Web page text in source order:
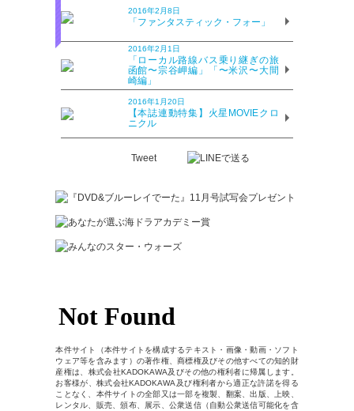
2016年2月8日
「ファンタスティック・フォー」
2016年2月1日
「ローカル路線バス乗り継ぎの旅
函館〜宗谷岬編」「〜米沢〜大間
崎編」
2016年1月20日
【本誌連動特集】火星MOVIEクロ
ニクル
Tweet
本件サイト（本件サイトを構成するテキスト・画像・動画・ソフト
ウェア等を含みます）の著作権、商標権及びその他すべての知的財
産権は、株式会社KADOKAWA及びその他の権利者に帰属します。
お客様が、株式会社KADOKAWA及び権利者から適正な許諾を得る
ことなく、本件サイトの全部又は一部を複製、翻案、出版、上映、
レンタル、販売、頒布、展示、公衆送信（自動公衆送信可能化を含